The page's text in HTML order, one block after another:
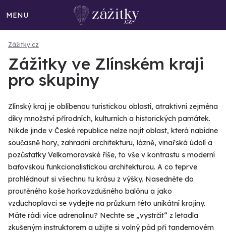
MENU
Zážitky.cz
Zážitky ve Zlínském kraji
pro skupiny
Zlínský kraj je oblíbenou turistickou oblastí, atraktivní zejména
díky množství přírodních, kulturních a historických památek.
Nikde jinde v České republice nelze najít oblast, která nabídne
současně hory, zahradní architekturu, lázně, vinařská údolí a
pozůstatky Velkomoravské říše, to vše v kontrastu s moderní
baťovskou funkcionalistickou architekturou. A co teprve
prohlédnout si všechnu tu krásu z výšky. Nasedněte do
proutěného koše horkovzdušného balónu a jako
vzduchoplavci se vydejte na průzkum této unikátní krajiny.
Máte rádi více adrenalinu? Nechte se „vystrčit“ z letadla
zkušeným instruktorem a užijte si volný pád při tandemovém